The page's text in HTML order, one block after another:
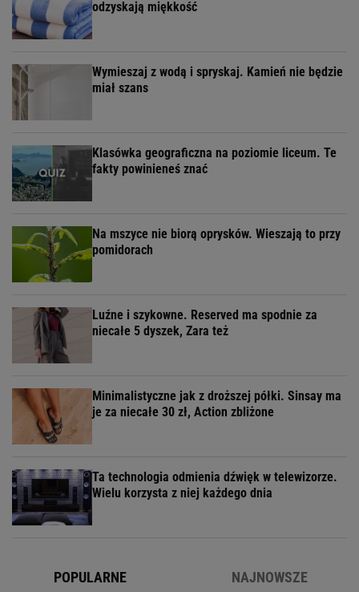
odzyskają miękkość
Wymieszaj z wodą i spryskaj. Kamień nie będzie
miał szans
Klasówka geograficzna na poziomie liceum. Te
fakty powinieneś znać
Na mszyce nie biorą oprysków. Wieszają to przy
pomidorach
Luźne i szykowne. Reserved ma spodnie za
niecałe 5 dyszek, Zara też
Minimalistyczne jak z droższej półki. Sinsay ma
je za niecałe 30 zł, Action zbliżone
Ta technologia odmienia dźwięk w telewizorze.
Wielu korzysta z niej każdego dnia
POPULARNE NAJNOWSZE